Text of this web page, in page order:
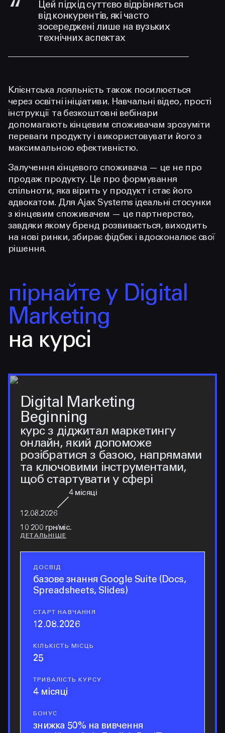
Цей підхід суттєво відрізняється
від конкурентів, які часто
зосереджені лише на вузьких
технічних аспектах
Клієнтська лояльність також посилюється
через освітні ініціативи. Навчальні відео, прості
інструкції та безкоштовні вебінари
допомагають кінцевим споживачам зрозуміти
переваги продукту і використовувати його з
максимальною ефективністю.
Залучення кінцевого споживача — це не про
продаж продукту. Це про формування
спільноти, яка вірить у продукт і стає його
адвокатом. Для Ajax Systems ідеальні стосунки
з кінцевим споживачем — це партнерство,
завдяки якому бренд розвивається, виходить
на нові ринки, збирає фідбек і вдосконалює свої
рішення.
пірнайте у Digital
Marketing
на курсі
Digital Marketing
Beginning
курс з діджитал маркетингу
онлайн, який допоможе
розібратися з базою, напрямами
та ключовими інструментами,
щоб стартувати у сфері
12.08.2026
4 місяці
10 200 грн/міс.
ДЕТАЛЬНІШЕ
досвід
ДОСВІД
базове знання Google Suite (Docs,
Spreadsheets, Slides)
старт навчання
СТАРТ НАВЧАННЯ
12.08.2026
кількість місць
КІЛЬКІСТЬ МІСЦЬ
25
тривалість курсу
ТРИВАЛІСТЬ КУРСУ
4 місяці
бонус
БОНУС
знижка 50% на вивчення